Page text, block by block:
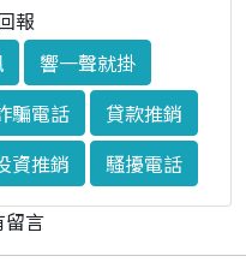
報
響一聲就掛
騙電話
貸款推銷
資推銷
騷擾電話
留言